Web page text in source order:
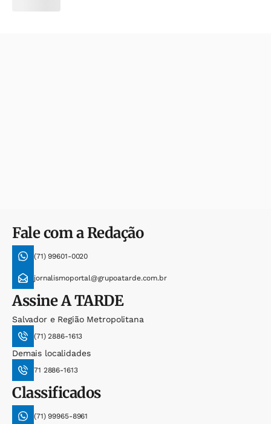
Fale com a Redação
(71) 99601-0020
jornalismoportal@grupoatarde.com.br
AssineA TARDE
Salvador e Região Metropolitana
(71) 2886-1613
Demais localidades
71 2886-1613
Classificados
(71) 99965-8961